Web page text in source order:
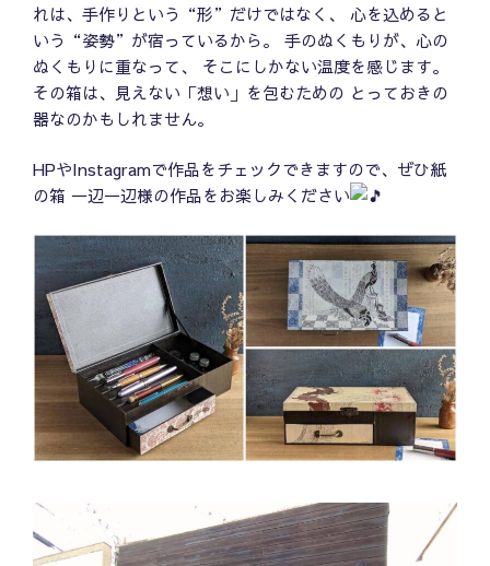
れは、手作りという“形”だけではなく、 心を込めると
いう“姿勢”が宿っているから。 手のぬくもりが、心の
ぬくもりに重なって、 そこにしかない温度を感じます。
その箱は、見えない「想い」を包むための とっておきの
器なのかもしれません。
HPやInstagramで作品をチェックできますので、ぜひ紙
の箱 一辺一辺様の作品をお楽しみください